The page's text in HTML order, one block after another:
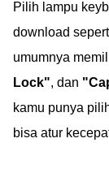
Pilih lampu
download
umumnya
Lock", dan
kamu punya
bisa atur